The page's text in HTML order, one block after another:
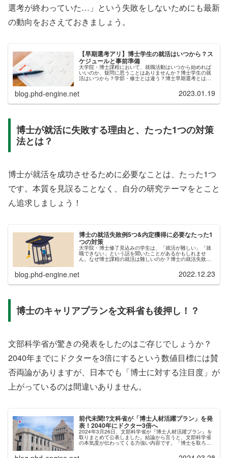
選考が終わっていた…」という失敗をしないためにも最新
の動向をおさえておきましょう。
【早期選考アリ】博士学生の就活はいつから？ス
ケジュールと事前準備
大学院・博士課程において、就職活動はいつから始めれば
いいのか、疑問に思うことはありませんか？博士学生の就
活はいつから？学部・修士とは違う？博士早期選考とは？
blog.phd-engine.net 2023.01.19
博士が就活に失敗する理由と、たった1つの対策
法とは？
博士が就活を成功させるために必要なことは、たった1つ
です。本質を見誤ることなく、自分の研究テーマをとこと
ん追求しましょう！
博士の就活失敗例5つ&内定獲得に必要なたった1
つの対策
大学院・博士修了見込みの学生は、「就活が難しい」「就
職できない」という話を聞いたことがあるかもしれませ
ん。なぜ博士課程の就活は難しいのか？博士の就活失敗例
blog.phd-engine.net 2022.12.23
博士のキャリアプランを文科省も後押し！？
文部科学省が驚きの発表をしたのはご存じでしょうか？
2040年までにドクターを3倍にするという数値目標には賛
否両論がありますが、日本でも「博士に対する注目度」が
上がっているのは間違いありません。
前代未聞!?文科省が「博士人材活躍プラン」を発
表！2040年にドクター3倍へ
2024年3月26日、文部科学省が『博士人材活躍プラン』を
取りまとめて公表しました。結論から言うと、文部科学省
の本気度が伝わってくる力強い内容です。「博士を取ろ